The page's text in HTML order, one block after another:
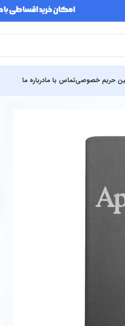
حریم خصوصیتماس با مادرباره ما
فلش مموری